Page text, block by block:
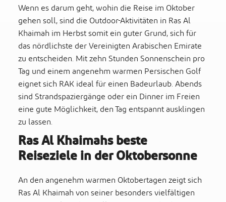
Wenn es darum geht, wohin die Reise im Oktober
gehen soll, sind die Outdoor-Aktivitäten in Ras Al
Khaimah im Herbst somit ein guter Grund, sich für
das nördlichste der Vereinigten Arabischen Emirate
zu entscheiden. Mit zehn Stunden Sonnenschein pro
Tag und einem angenehm warmen Persischen Golf
eignet sich RAK ideal für einen Badeurlaub. Abends
sind Strandspaziergänge oder ein Dinner im Freien
eine gute Möglichkeit, den Tag entspannt ausklingen
zu lassen.
Ras Al Khaimahs beste
Reiseziele in der Oktobersonne
An den angenehm warmen Oktobertagen zeigt sich
Ras Al Khaimah von seiner besonders vielfältigen